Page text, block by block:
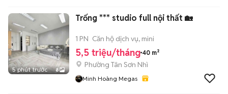
5 phút trước 8
Trống *** studio full nội thất 🏡
1 PN Căn hộ dịch vụ, mini
5,5 triệu/tháng 40 m²
Phường Tân Sơn Nhì
Minh Hoàng Megas